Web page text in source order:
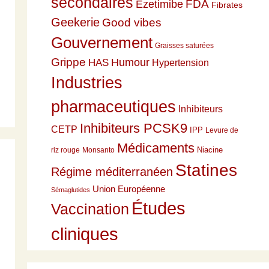
Ezetimibe FDA Fibrates
Geekerie Good vibes
Gouvernement Graisses saturées
Grippe HAS Humour Hypertension
Industries
pharmaceutiques Inhibiteurs
CETP Inhibiteurs PCSK9 IPP Levure de
riz rouge Monsanto Médicaments Niacine
Régime méditerranéen Statines
Sémaglutides Union Européenne
Vaccination Études
cliniques